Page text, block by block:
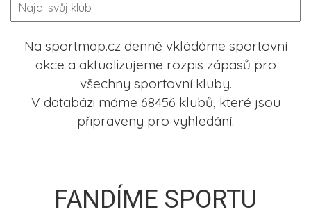
Na sportmap.cz denně vkládáme sportovní
akce a aktualizujeme rozpis zápasů pro
všechny sportovní kluby.
V databázi máme 68456 klubů, které jsou
připraveny pro vyhledání.
FANDÍME SPORTU